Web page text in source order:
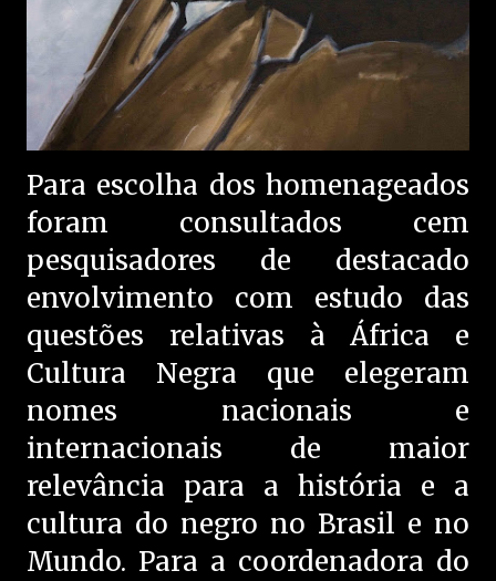
Para escolha dos homenageados
foram consultados cem
pesquisadores de destacado
envolvimento com estudo das
questões relativas à África e
Cultura Negra que elegeram
nomes nacionais e
internacionais de maior
relevância para a história e a
cultura do negro no Brasil e no
Mundo. Para a coordenadora do